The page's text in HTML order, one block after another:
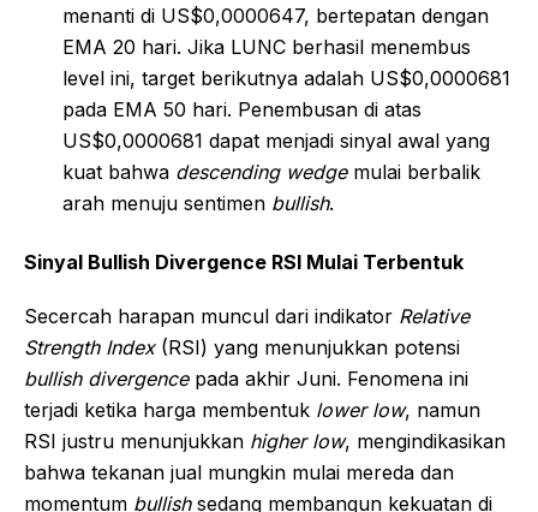
menanti di US$0,0000647, bertepatan dengan
EMA 20 hari. Jika LUNC berhasil menembus
level ini, target berikutnya adalah US$0,0000681
pada EMA 50 hari. Penembusan di atas
US$0,0000681 dapat menjadi sinyal awal yang
kuat bahwa descending wedgemulai berbalik
arah menuju sentimen bullish.
Sinyal Bullish Divergence RSI Mulai Terbentuk
Secercah harapan muncul dari indikator Relative
Strength Index(RSI) yang menunjukkan potensi
bullish divergencepada akhir Juni. Fenomena ini
terjadi ketika harga membentuk lower low, namun
RSI justru menunjukkan higher low, mengindikasikan
bahwa tekanan jual mungkin mulai mereda dan
momentum bullishsedang membangun kekuatan di